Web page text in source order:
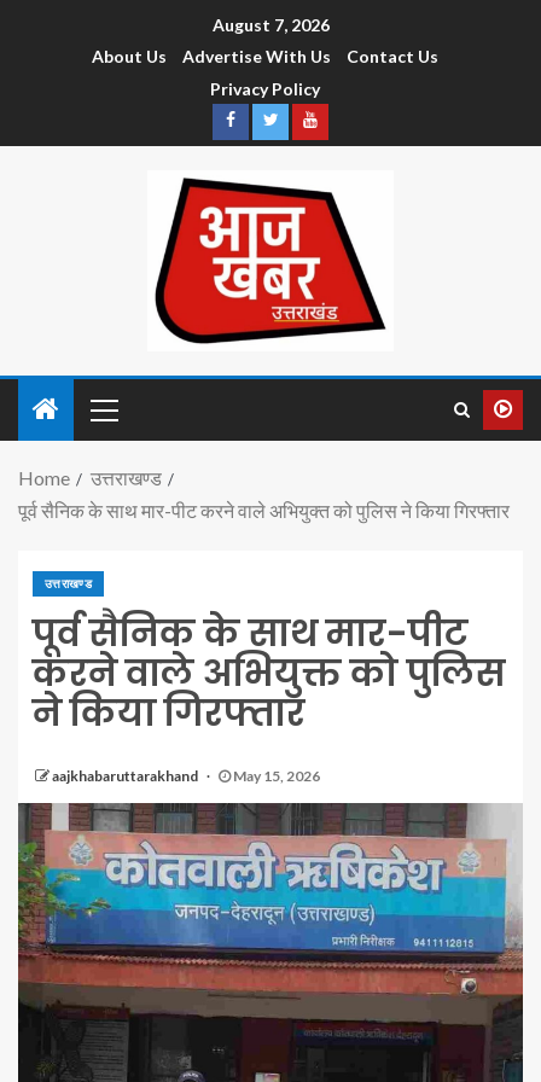
August 7, 2026
About Us
Advertise With Us
Contact Us
Privacy Policy
Home
उत्तराखण्ड
पूर्व सैनिक के साथ मार-पीट करने वाले अभियुक्त को पुलिस ने किया गिरफ्तार
उत्तराखण्ड
पूर्व सैनिक के साथ मार-पीट
करने वाले अभियुक्त को पुलिस
ने किया गिरफ्तार
aajkhabaruttarakhand May 15, 2026